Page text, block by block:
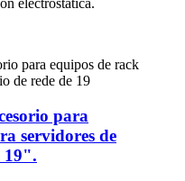
electrostática.
para
servidores de
19".